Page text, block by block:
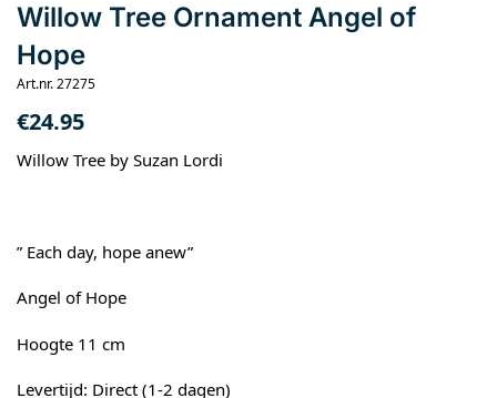
Willow Tree Ornament Angel of
Hope
Art.nr. 27275
€24.95
Willow Tree by Suzan Lordi
” Each day, hope anew”
Angel of Hope
Hoogte 11 cm
Levertijd: Direct (1-2 dagen)